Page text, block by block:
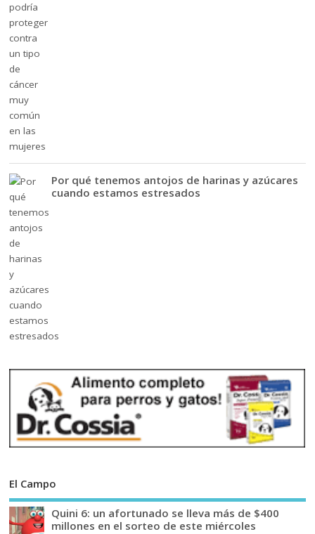
Por qué tenemos antojos de harinas y azúcares
cuando estamos estresados
El Campo
Quini 6: un afortunado se lleva más de $400
millones en el sorteo de este miércoles